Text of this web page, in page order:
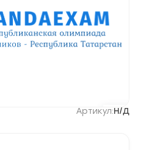
Артикул:Н/Д